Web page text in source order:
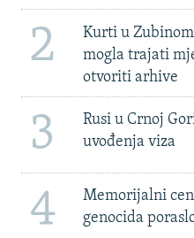
2
Kurti u
mogla trajati
otvoriti arhive
3
Rusi u Crnoj
uvođenja viza
4
Memorijalni
genocida